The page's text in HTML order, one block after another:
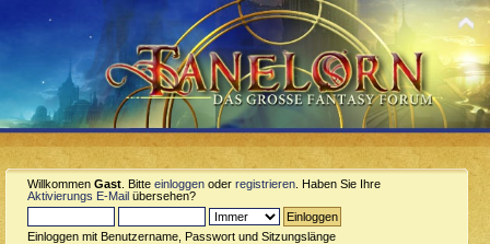
Willkommen Gast . Bitte einloggen oder registrieren . Haben Sie Ihre
Aktivierungs E-Mail übersehen?
Einloggen mit Benutzername, Passwort und Sitzungslänge